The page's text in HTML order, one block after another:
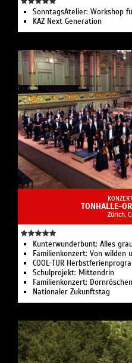
SonntagsAtelier: Workshop
KAZ Next Generation
TONHALLE-
Zürich,
Kunterwunderbunt: Alles
Familienkonzert: Von wilden
COOL-TUR
Schulprojekt: Mittendrin
Familienkonzert: Dornröschen
Nationaler Zukunftstag